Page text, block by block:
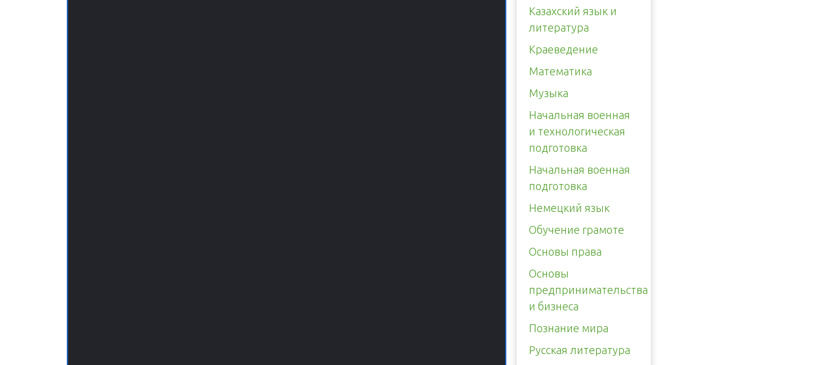
Казахский язык и
литература
Краеведение
Математика
Музыка
Начальная военная
и технологическая
подготовка
Начальная военная
подготовка
Немецкий язык
Обучение грамоте
Основы права
Основы
предпринимательства
и бизнеса
Познание мира
Русская литература